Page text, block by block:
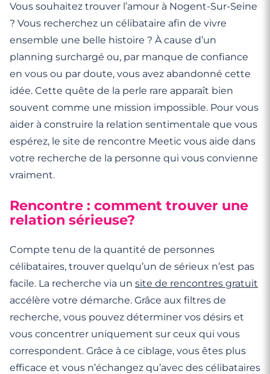
Vous souhaitez trouver l’amour à Nogent-Sur-Seine
? Vous recherchez un célibataire afin de vivre
ensemble une belle histoire ? À cause d’un
planning surchargé ou, par manque de confiance
en vous ou par doute, vous avez abandonné cette
idée. Cette quête de la perle rare apparaît bien
souvent comme une mission impossible. Pour vous
aider à construire la relation sentimentale que vous
espérez, le site de rencontre Meetic vous aide dans
votre recherche de la personne qui vous convienne
vraiment.
Rencontre : comment trouver une
relation sérieuse?
Compte tenu de la quantité de personnes
célibataires, trouver quelqu’un de sérieux n’est pas
facile. La recherche via un site de rencontres gratuit
accélère votre démarche. Grâce aux filtres de
recherche, vous pouvez déterminer vos désirs et
vous concentrer uniquement sur ceux qui vous
correspondent. Grâce à ce ciblage, vous êtes plus
efficace et vous n’échangez qu’avec des célibataires